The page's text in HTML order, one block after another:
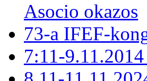
Asocio okazos
73-a IFEF-
7:11-